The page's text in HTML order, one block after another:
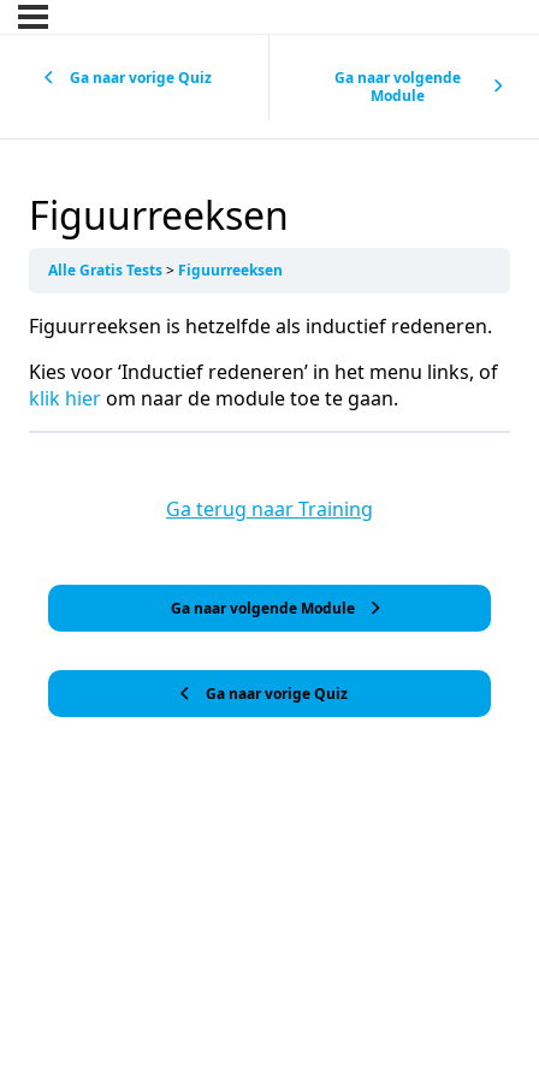
Ga naar vorige Quiz
Ga naar volgende
Module
Figuurreeksen
Alle Gratis Tests Figuurreeksen
Figuurreeksen is hetzelfde als inductief redeneren.
Kies voor ‘Inductief redeneren’ in het menu links, of
klik hierom naar de module toe te gaan.
Ga naar vorige Quiz
Ga terug naar Training
Ga naar volgende Module